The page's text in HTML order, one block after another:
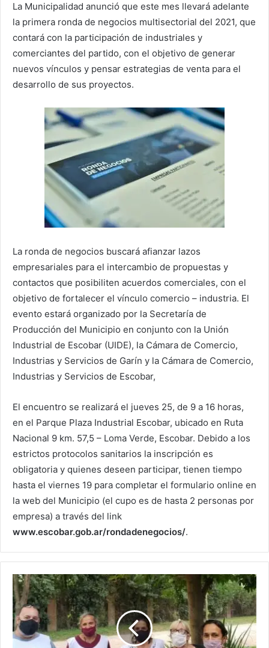
La Municipalidad anunció que este mes llevará adelante
la primera ronda de negocios multisectorial del 2021, que
contará con la participación de industriales y
comerciantes del partido, con el objetivo de generar
nuevos vínculos y pensar estrategias de venta para el
desarrollo de sus proyectos.
La ronda de negocios buscará afianzar lazos
empresariales para el intercambio de propuestas y
contactos que posibiliten acuerdos comerciales, con el
objetivo de fortalecer el vínculo comercio – industria. El
evento estará organizado por la Secretaría de
Producción del Municipio en conjunto con la Unión
Industrial de Escobar (UIDE), la Cámara de Comercio,
Industrias y Servicios de Garín y la Cámara de Comercio,
Industrias y Servicios de Escobar,
El encuentro se realizará el jueves 25, de 9 a 16 horas,
en el Parque Plaza Industrial Escobar, ubicado en Ruta
Nacional 9 km. 57,5 – Loma Verde, Escobar. Debido a los
estrictos protocolos sanitarios la inscripción es
obligatoria y quienes deseen participar, tienen tiempo
hasta el viernes 19 para completar el formulario online en
la web del Municipio (el cupo es de hasta 2 personas por
empresa) a través del link
www.escobar.gob.ar/rondadenegocios/.